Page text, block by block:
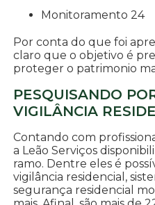
monitoramento 24
Por conta do que foi
claro que o objetivo é
proteger o patrimonio
PESQUISANDO
VIGILÂNCIA
Contando com
a Leão Serviços
ramo. Dentre eles é
vigilância residencial,
segurança residencial